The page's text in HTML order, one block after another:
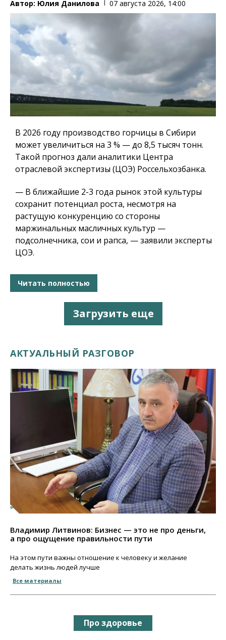
Автор: Юлия Данилова 07 августа 2026, 14:00
В 2026 году производство горчицы в Сибири
может увеличиться на 3 % — до 8,5 тысяч тонн.
Такой прогноз дали аналитики Центра
отраслевой экспертизы (ЦОЭ) Россельхозбанка.
— В ближайшие 2-3 года рынок этой культуры
сохранит потенциал роста, несмотря на
растущую конкуренцию со стороны
маржинальных масличных культур —
подсолнечника, сои и рапса, — заявили эксперты
ЦОЭ.
Читать полностью
Загрузить еще
АКТУАЛЬНЫЙ РАЗГОВОР
Владимир Литвинов: Бизнес — это не про деньги,
а про ощущение правильности пути
На этом пути важны отношение к человеку и желание
делать жизнь людей лучше
Все материалы
Про здоровье